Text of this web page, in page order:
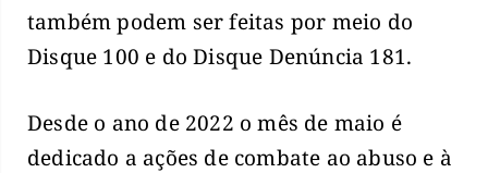
também podem ser feitas por meio do
Disque 100 e do Disque Denúncia 181.
Desde o ano de 2022 o mês de maio é
dedicado a ações de combate ao abuso e à